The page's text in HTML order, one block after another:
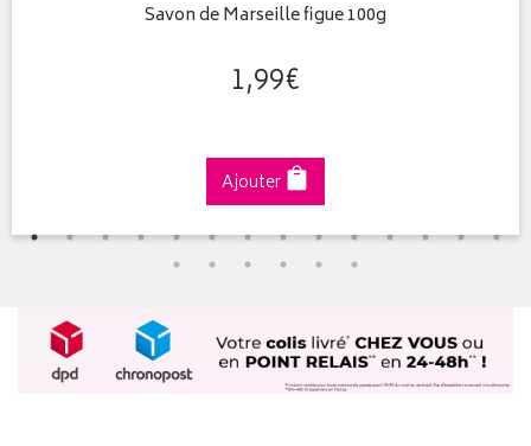
Savon de Marseille figue 100g
1,99€
Ajouter